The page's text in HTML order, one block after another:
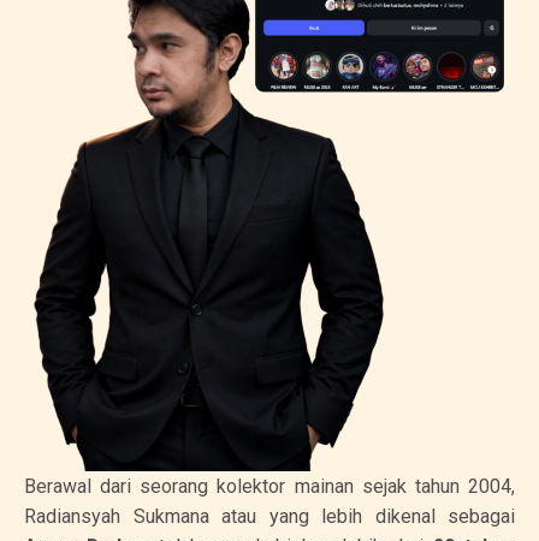
Berawal dari seorang kolektor mainan sejak tahun 2004,
Radiansyah Sukmana atau yang lebih dikenal sebagai